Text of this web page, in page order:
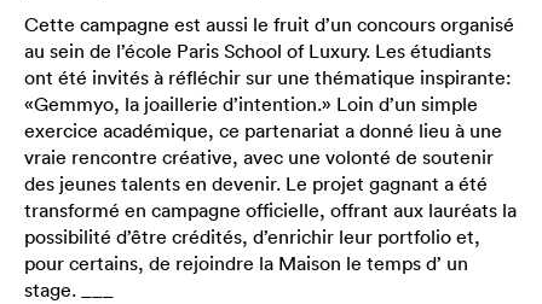
Cette campagne est aussi le fruit d’un concours organisé
au sein de l’école Paris School of Luxury. Les étudiants
ont été invités à réfléchir sur une thématique inspirante:
«Gemmyo, la joaillerie d’intention.» Loin d’un simple
exercice académique, ce partenariat a donné lieu à une
vraie rencontre créative, avec une volonté de soutenir
des jeunes talents en devenir. Le projet gagnant a été
transformé en campagne officielle, offrant aux lauréats la
possibilité d’être crédités, d’enrichir leur portfolio et,
pour certains, de rejoindre la Maison le temps d’ un
stage. ___